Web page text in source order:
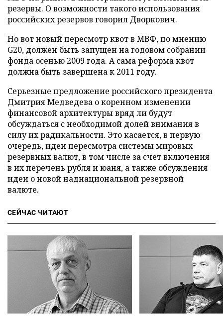
резервы. О возможности такого использования
российских резервов говорил Дворкович.
Но вот новый пересмотр квот в МВФ, по мнению
G20, должен быть запущен на годовом собрании
фонда осенью 2009 года. А сама реформа квот
должна быть завершена к 2011 году.
Серьезные предложение российского президента
Дмитрия Медведева о коренном изменении
финансовой архитектуры вряд ли будут
обсуждаться с необходимой долей внимания в
силу их радикальности. Это касается, в первую
очередь, идеи пересмотра системы мировых
резервных валют, в том числе за счет включения
в их перечень рубля и юаня, а также обсуждения
идеи о новой наднациональной резервной
валюте.
СЕЙЧАС ЧИТАЮТ